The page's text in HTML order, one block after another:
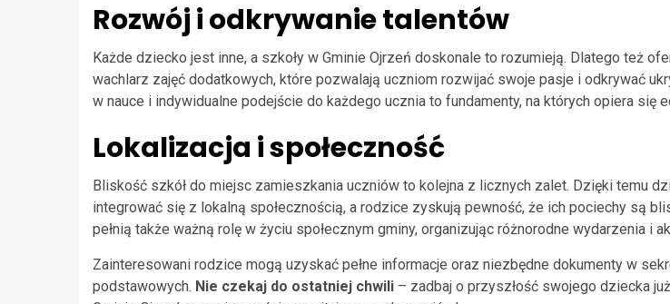
Rozwój i odkrywanie talentów
Każde dziecko jest inne, a szkoły w Gminie Ojrzeń doskonale to rozumieją. Dlatego też
wachlarz zajęć dodatkowych, które pozwalają uczniom rozwijać swoje pasje i odkrywać
w nauce i indywidualne podejście do każdego ucznia to fundamenty, na których opiera się
Lokalizacja i społeczność
Bliskość szkół do miejsc zamieszkania uczniów to kolejna z licznych zalet. Dzięki temu
integrować się z lokalną społecznością, a rodzice zyskują pewność, że ich pociechy są
pełnią także ważną rolę w życiu społecznym gminy, organizując różnorodne wydarzenia i
Zainteresowani rodzice mogą uzyskać pełne informacje oraz niezbędne dokumenty w
podstawowych. Nie czekaj do ostatniej chwili – zadbaj o przyszłość swojego dziecka